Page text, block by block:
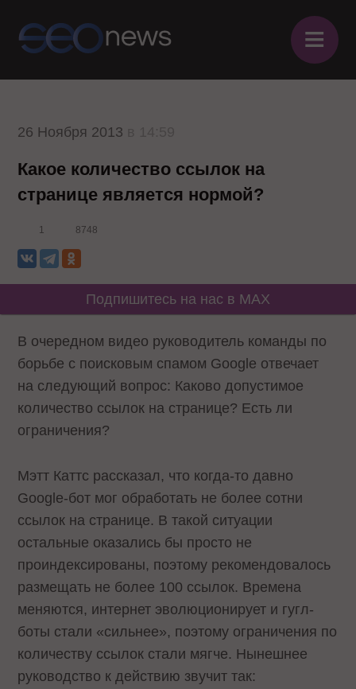
≡
26 Ноября 2013
Какое количество ссылок на
странице является нормой?
1 8748
Подпишитесь на нас в MAX
В очередном видео руководитель команды по
борьбе с поисковым спамом Google отвечает
на следующий вопрос: Каково допустимое
количество ссылок на странице? Есть ли
ограничения?
Мэтт Каттс рассказал, что когда-то давно
Google-бот мог обработать не более сотни
ссылок на странице. В такой ситуации
остальные оказались бы просто не
проиндексированы, поэтому рекомендовалось
размещать не более 100 ссылок. Времена
меняются, интернет эволюционирует и гугл-
боты стали «сильнее», поэтому ограничения по
количеству ссылок стали мягче. Нынешнее
руководство к действию звучит так: